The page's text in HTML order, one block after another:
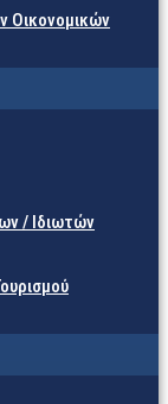
Οικονομικών
/ Ιδιωτών